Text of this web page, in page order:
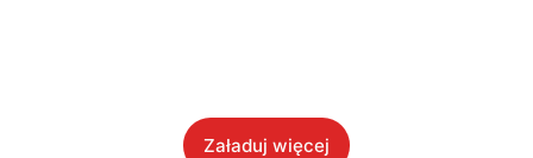
Załaduj więcej